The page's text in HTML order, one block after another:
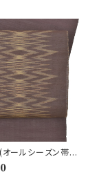
ールシーズン帯)
門 丸正織物 謹製
日本製(商品番号:2